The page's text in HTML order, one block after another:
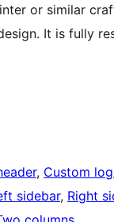
or similar
It is fully
, Custom
sidebar, Right